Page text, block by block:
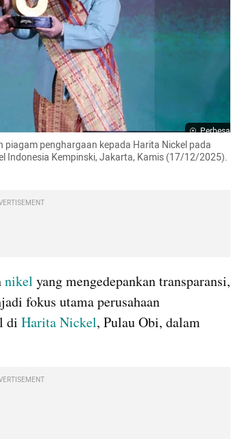
Perbesar
penghargaan kepada Harita Nickel pada
Indonesia Kempinski, Jakarta, Kamis (17/12/2025).
nikel yang mengedepankan transparansi,
fokus utama perusahaan
di Harita Nickel, Pulau Obi, dalam